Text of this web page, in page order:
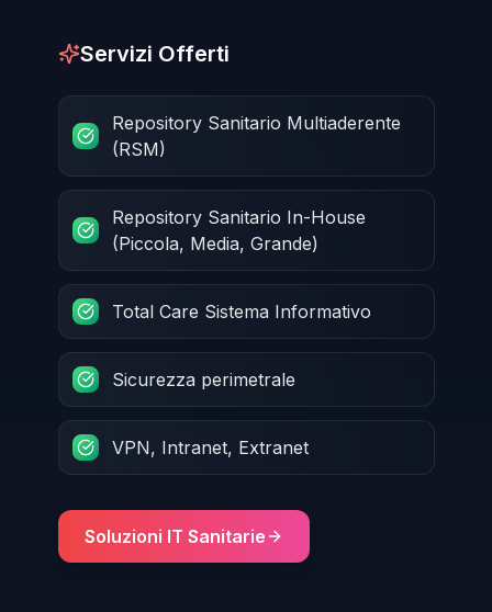
Servizi Offerti
Repository Sanitario Multiaderente
(RSM)
Repository Sanitario In-House
(Piccola, Media, Grande)
Total Care Sistema Informativo
Sicurezza perimetrale
VPN, Intranet, Extranet
Soluzioni IT Sanitarie